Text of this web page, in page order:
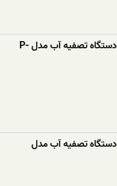
مزایای خرید دستگاه تصفیه آب مدل P-
دستگاه تصفیه آب مدل